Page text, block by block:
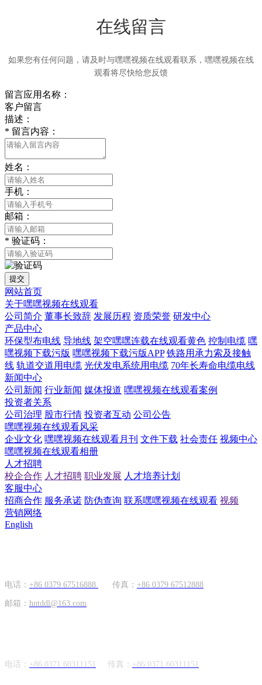
在线留言
如果您有任何问题，请及时与嘿嘿视频在线观看联系，嘿嘿视频在线
观看将尽快给您反馈
留言应用名称：
客户留言
描述：
* 留言内容：
姓名：
手机：
邮箱：
* 验证码：
提交
网站首页
关于嘿嘿视频在线观看
公司简介 董事长致辞 发展历程 资质荣誉 研发中心
产品中心
环保型布电线 导地线 架空嘿嘿连载在线观看黄色 控制电缆 嘿
嘿视频下载污版 嘿嘿视频下载污版APP 铁路用承力索及接触
线 轨道交道用电缆 光伏发电系统用电缆 70年长寿命电缆电线
新闻中心
公司新闻 行业新闻 媒体报道 嘿嘿视频在线观看案例
投资者关系
公司治理 股市行情 投资者互动 公司公告
嘿嘿视频在线观看风采
企业文化 嘿嘿视频在线观看月刊 文件下载 社会责任 视频中心
嘿嘿视频在线观看相册
人才招聘
校企合作 人才招聘 职业发展 人才培养计划
客服中心
招商合作 服务承诺 防伪查询 联系嘿嘿视频在线观看 视频
营销网络
English
电话： +86 0379 67516888 传真： +86 0379 67512888
邮箱： hntddl@163.com
电话： +86 0371 60311151 传真： +86 0371 60311151